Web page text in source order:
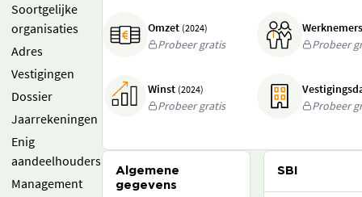
Soortgelijke
organisaties
Adres
Vestigingen
Dossier
Jaarrekeningen
Enig
aandeelhouders
Management
Omzet (2024)
Probeer gratis
Probeer
Winst (2024)
Probeer gratis
Probeer
Algemene
gegevens
SBI